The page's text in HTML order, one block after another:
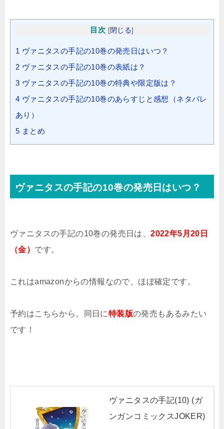
目次 [閉じる]
1 ヴァニタスの手記の10巻の発売日はいつ？
2 ヴァニタスの手記の10巻の表紙は？
3 ヴァニタスの手記の10巻の特典や限定版は？
4 ヴァニタスの手記の10巻のあらすじと感想（ネタバレ
あり）
5 まとめ
ヴァニタスの手記の10巻の発売日はいつ？
ヴァニタスの手記の10巻の発売日は、2022年5月20日
（金） です。
これはamazonからの情報なので、ほぼ確定です。
予約はこちらから。同日に特装版の発売もあるみたい
です！
ヴァニタスの手記(10) (ガ
ンガンコミックスJOKER)